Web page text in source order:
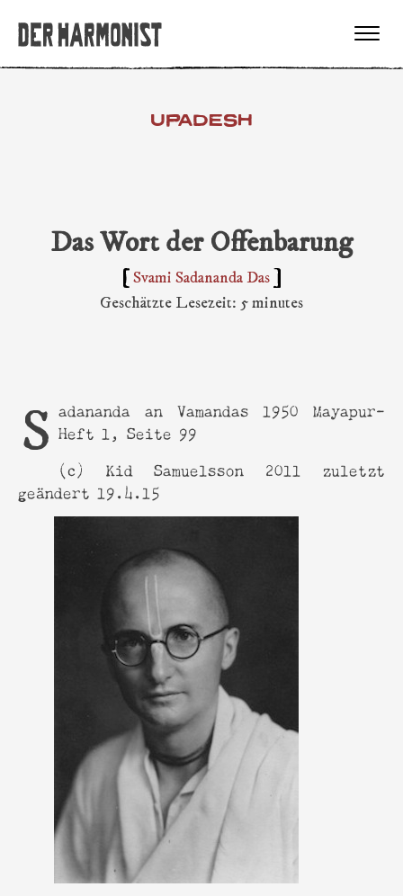
UPADESH
Das Wort der Offenbarung
Svami Sadananda Das
Geschätzte Lesezeit: 5 minutes
Sadananda an Vamandas 1950 Mayapur- Heft 1, Seite 99
© Kid Samuelsson 2011 zuletzt
geändert 19.4.15